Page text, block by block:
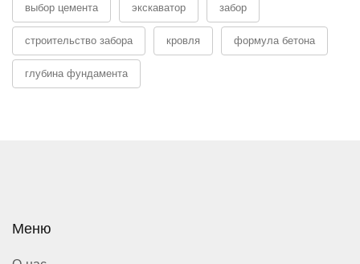
выбор цемента экскаватор забор
строительство забора кровля формула бетона
глубина фундамента
Меню